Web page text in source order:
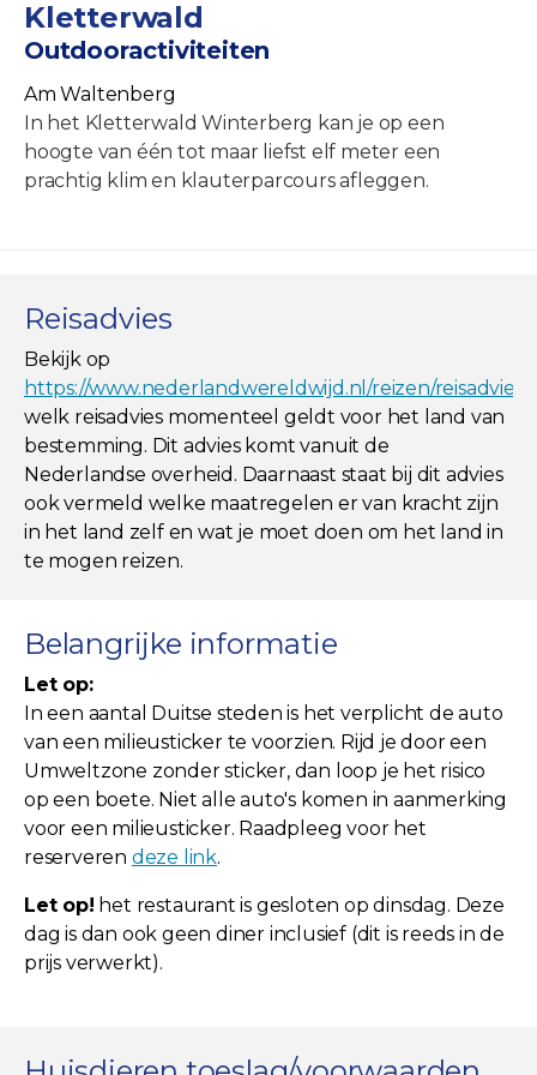
Kletterwald
Outdooractiviteiten
Am Waltenberg
In het Kletterwald Winterberg kan je op een
hoogte van één tot maar liefst elf meter een
prachtig klim en klauterparcours afleggen.
Reisadvies
Bekijk op
https://www.nederlandwereldwijd.nl/reizen/
welk reisadvies momenteel geldt voor het land van
bestemming. Dit advies komt vanuit de
Nederlandse overheid. Daarnaast staat bij dit advies
ook vermeld welke maatregelen er van kracht zijn
in het land zelf en wat je moet doen om het land in
te mogen reizen.
Belangrijke informatie
Let op:
In een aantal Duitse steden is het verplicht de auto
van een milieusticker te voorzien. Rijd je door een
Umweltzone zonder sticker, dan loop je het risico
op een boete. Niet alle auto's komen in aanmerking
voor een milieusticker. Raadpleeg voor het
reserveren deze link.
Let op! het restaurant is gesloten op dinsdag. Deze
dag is dan ook geen diner inclusief (dit is reeds in de
prijs verwerkt).